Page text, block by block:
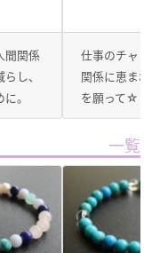
間関係
し、
。
仕事のチャ
関係に恵ま
を願って☆
一覧